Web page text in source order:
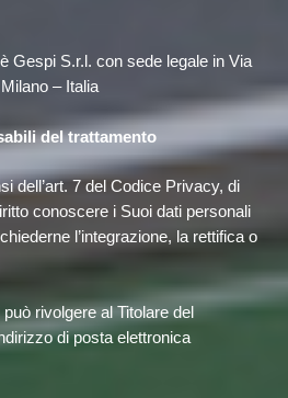
Gespi S.r.l. con sede legale in Via
– Italia
del trattamento
dell’art. 7 del Codice Privacy, di
conoscere i Suoi dati personali
l’integrazione, la rettifica o
rivolgere al Titolare del
di posta elettronica